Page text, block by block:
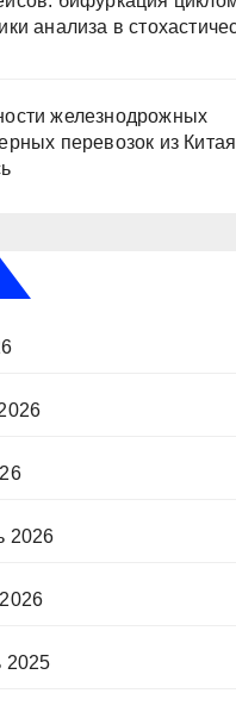
анализа в
железнодрожных
перевозок из
2026
2025